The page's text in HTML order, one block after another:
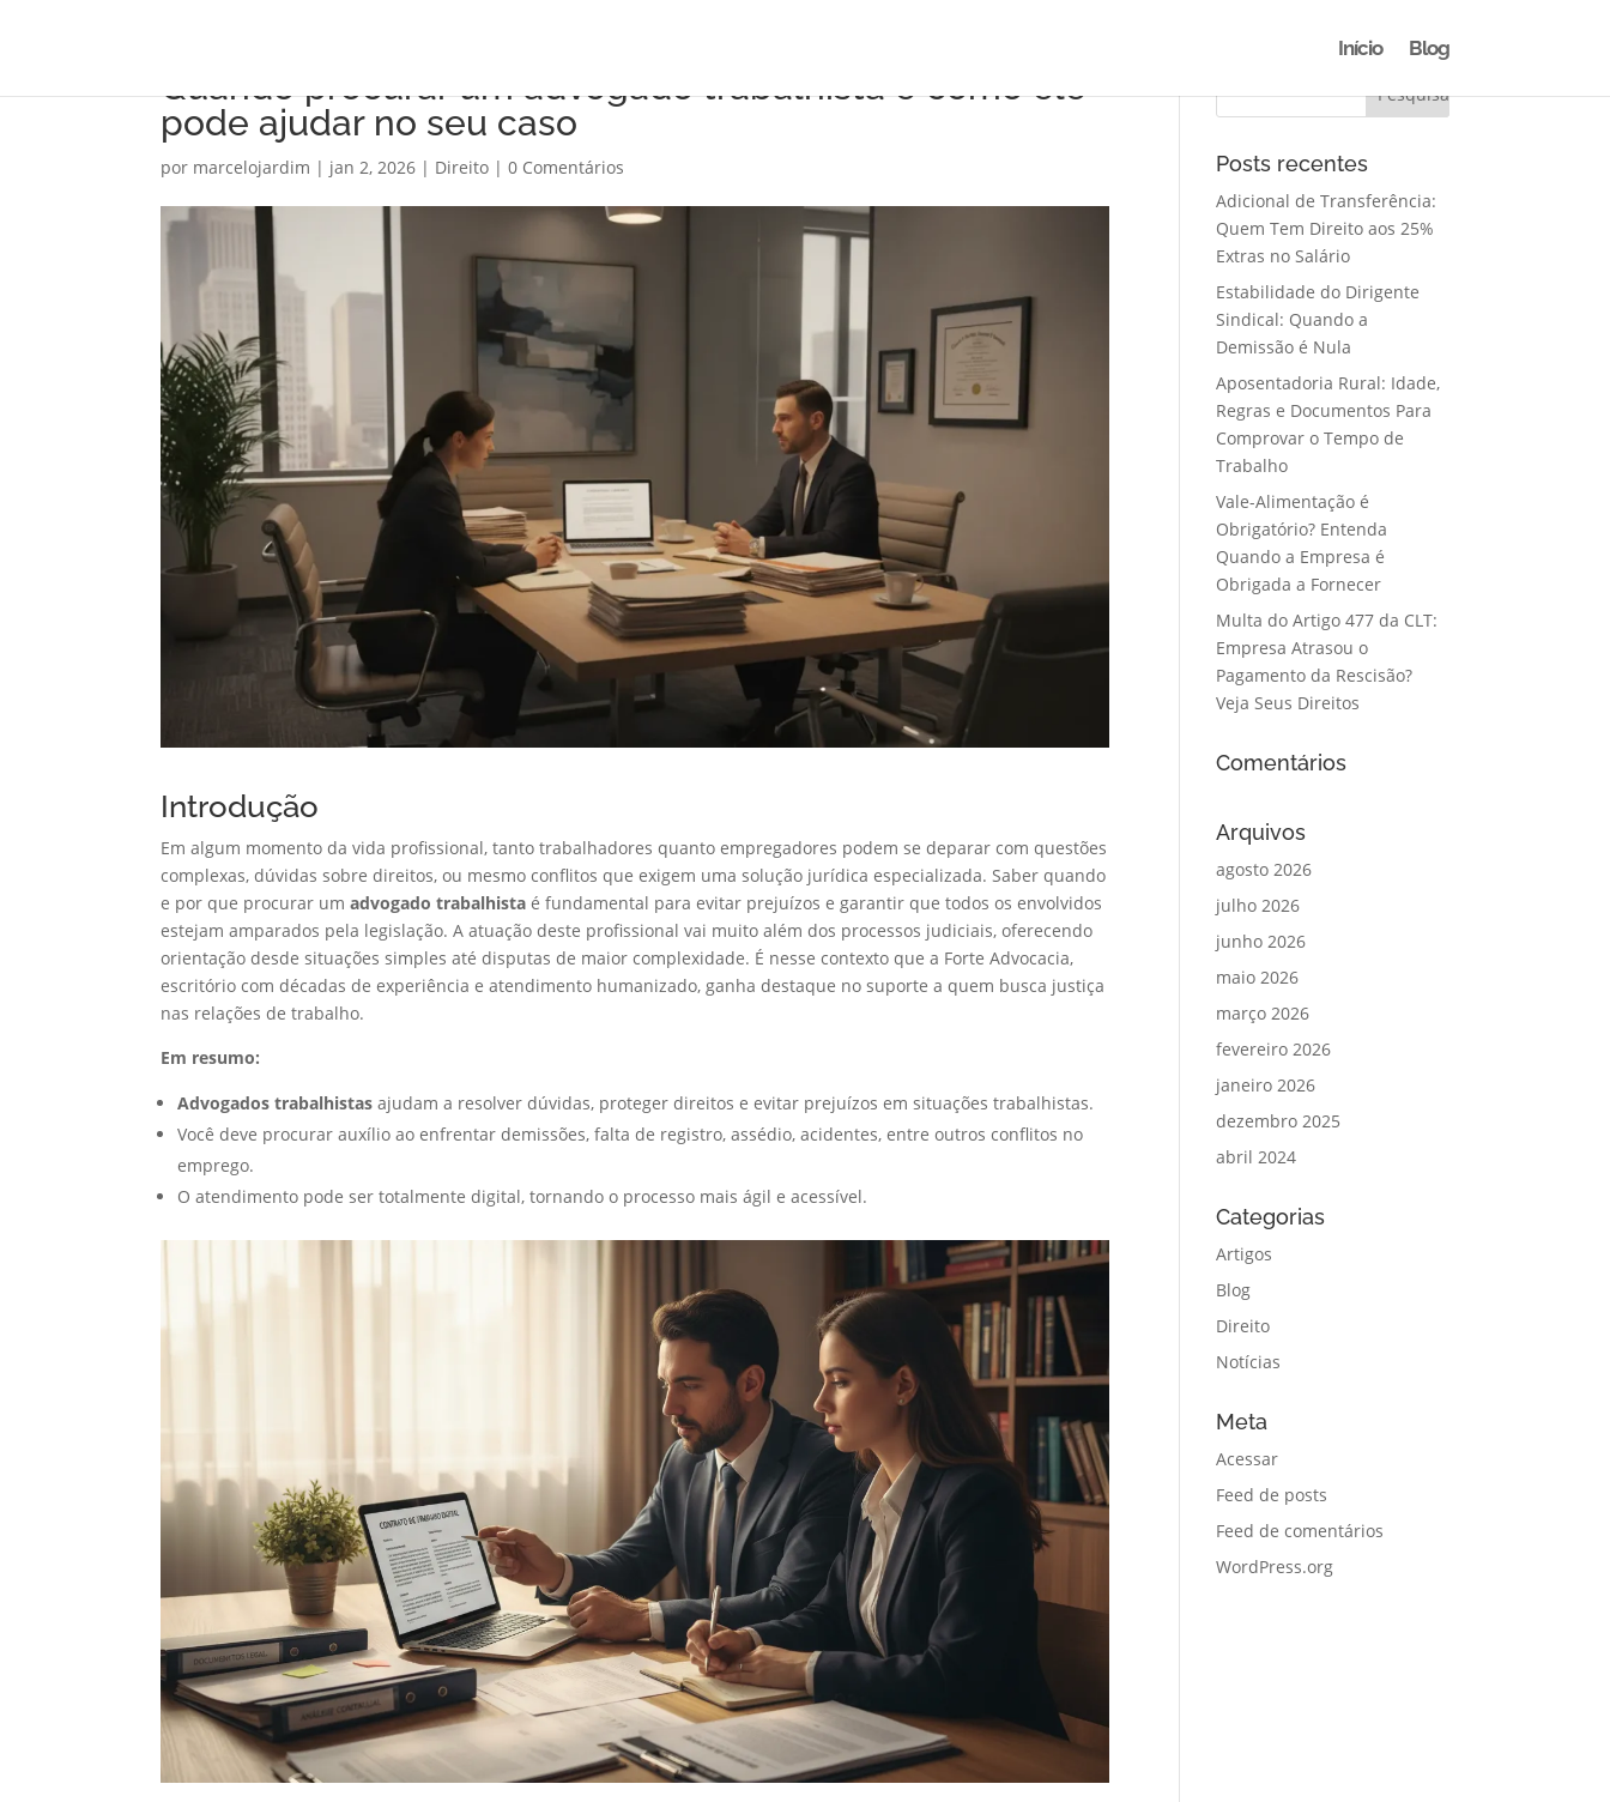
Início Blog
Quando procurar um advogado trabalhista e como ele
pode ajudar no seu caso
por marcelojardim | jan 2, 2026 | Direito |0 Comentários
Introdução
Em algum momento da vida profissional, tanto trabalhadores quanto empregadores podem se deparar com questões
complexas, dúvidas sobre direitos, ou mesmo conflitos que exigem uma solução jurídica especializada. Saber quando
e por que procurar umadvogado trabalhista é fundamental para evitar prejuízos e garantir que todos os envolvidos
estejam amparados pela legislação. A atuação deste profissional vai muito além dos processos judiciais, oferecendo
orientação desde situações simples até disputas de maior complexidade. É nesse contexto que a Forte Advocacia,
escritório com décadas de experiência e atendimento humanizado, ganha destaque no suporte a quem busca justiça
nas relações de trabalho.
Em resumo:
Advogados trabalhistas ajudam a resolver dúvidas, proteger direitos e evitar prejuízos em situações trabalhistas.
Você deve procurar auxílio ao enfrentar demissões, falta de registro, assédio, acidentes, entre outros conflitos no
emprego.
O atendimento pode ser totalmente digital, tornando o processo mais ágil e acessível.
Posts recentes
Adicional de Transferência:
Quem Tem Direito aos 25%
Extras no Salário
Estabilidade do Dirigente
Sindical: Quando a
Demissão é Nula
Aposentadoria Rural: Idade,
Regras e Documentos Para
Comprovar o Tempo de
Trabalho
Vale-Alimentação é
Obrigatório? Entenda
Quando a Empresa é
Obrigada a Fornecer
Multa do Artigo 477 da CLT:
Empresa Atrasou o
Pagamento da Rescisão?
Veja Seus Direitos
Comentários
Arquivos
agosto 2026
julho 2026
junho 2026
maio 2026
março 2026
fevereiro 2026
janeiro 2026
dezembro 2025
abril 2024
Categorias
Artigos
Blog
Direito
Notícias
Meta
Acessar
Feed de posts
Feed de comentários
WordPress.org